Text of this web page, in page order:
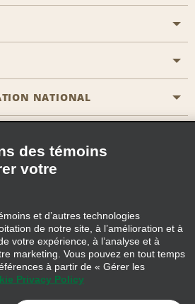
Aisle
pour quelqu'un d'autre
mondiales
NATIONAL
Choix de confidentialité
des témoins
votre
et d’autres technologies
de notre site, à l’amélioration et à
votre expérience, à l’analyse et à
marketing. Vous pouvez en tout temps
à partir de « Gérer les
Privacy Policy